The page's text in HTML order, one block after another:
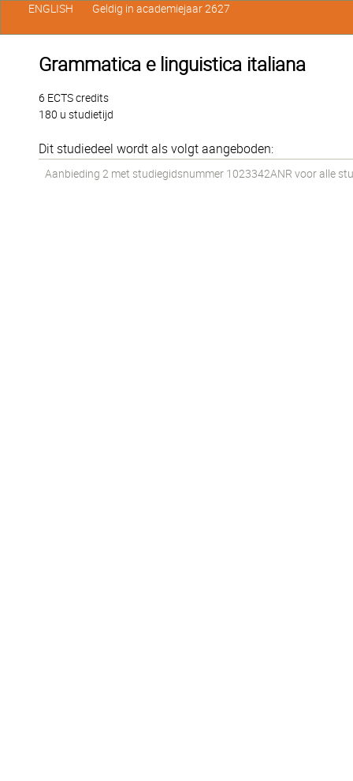
Grammatica e linguistica italiana
6 ECTS credits
180 u studietijd
Dit studiedeel wordt als volgt aangeboden:
Aanbieding 2 met studiegidsnummer 1023342ANR voor alle
ENGLISH Geldig in academiejaar 2627